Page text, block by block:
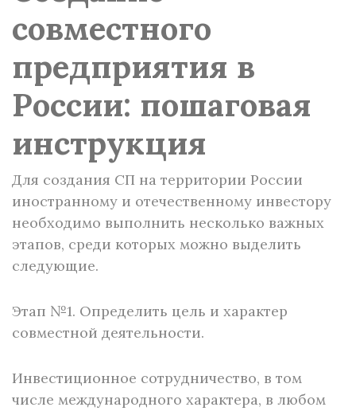
совместного
предприятия в
России: пошаговая
инструкция
Для создания СП на территории России
иностранному и отечественному инвестору
необходимо выполнить несколько важных
этапов, среди которых можно выделить
следующие.
Этап №1. Определить цель и характер
совместной деятельности.
Инвестиционное сотрудничество, в том
числе международного характера, в любом